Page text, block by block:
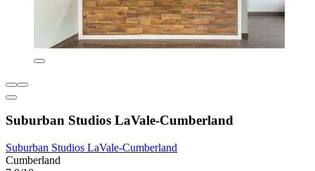
Suburban Studios LaVale-Cumberland
Suburban Studios LaVale-Cumberland
Cumberland